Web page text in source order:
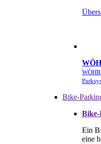
Bike-
Ein
eine